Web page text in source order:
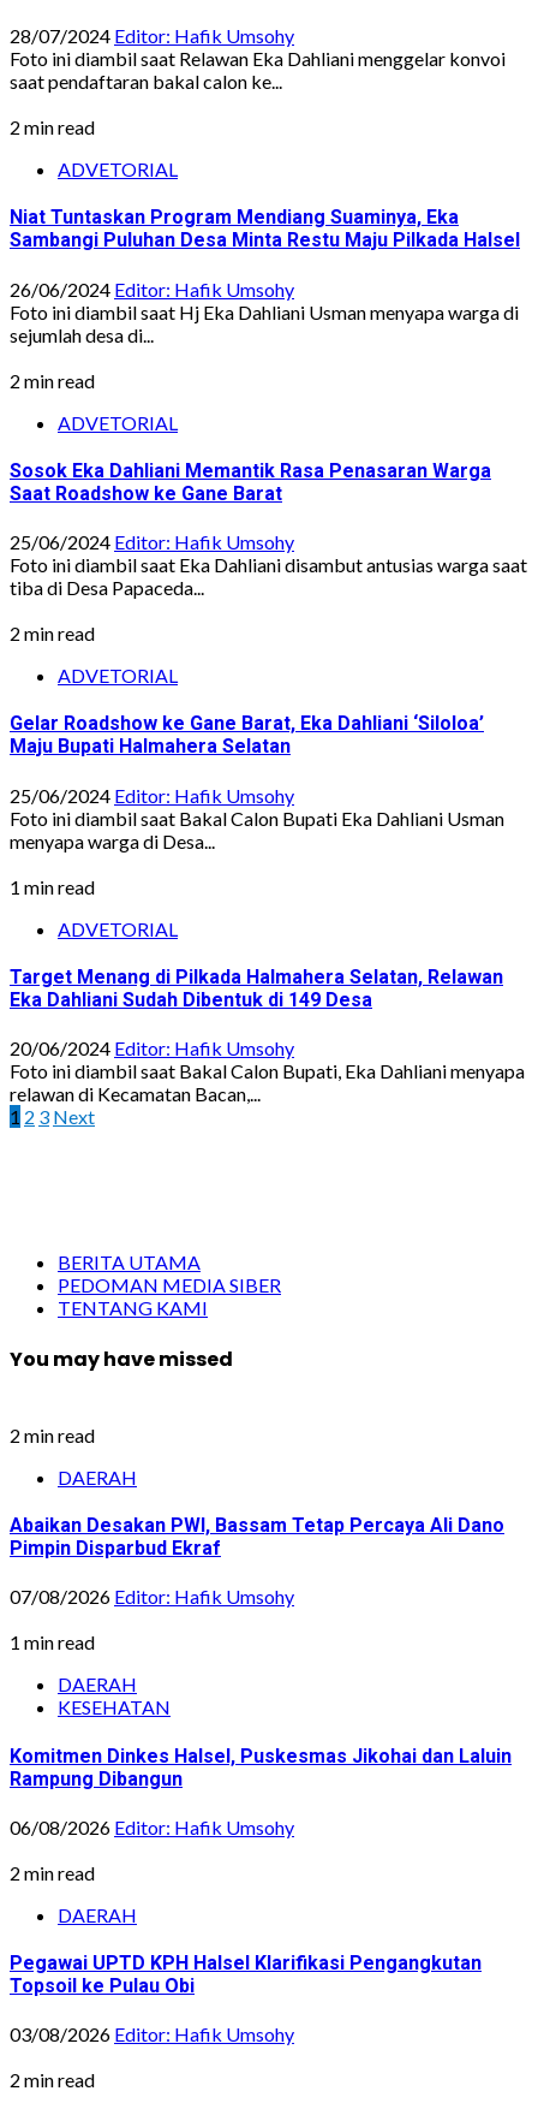
28/07/2024 Editor: Hafik Umsohy
Foto ini diambil saat Relawan Eka Dahliani menggelar konvoi
saat pendaftaran bakal calon ke...
2 min read
ADVETORIAL
Niat Tuntaskan Program Mendiang Suaminya, Eka
Sambangi Puluhan Desa Minta Restu Maju Pilkada Halsel
26/06/2024 Editor: Hafik Umsohy
Foto ini diambil saat Hj Eka Dahliani Usman menyapa warga di
sejumlah desa di...
2 min read
ADVETORIAL
Sosok Eka Dahliani Memantik Rasa Penasaran Warga
Saat Roadshow ke Gane Barat
25/06/2024 Editor: Hafik Umsohy
Foto ini diambil saat Eka Dahliani disambut antusias warga saat
tiba di Desa Papaceda...
2 min read
ADVETORIAL
Gelar Roadshow ke Gane Barat, Eka Dahliani ‘Siloloa’
Maju Bupati Halmahera Selatan
25/06/2024 Editor: Hafik Umsohy
Foto ini diambil saat Bakal Calon Bupati Eka Dahliani Usman
menyapa warga di Desa...
1 min read
ADVETORIAL
Target Menang di Pilkada Halmahera Selatan, Relawan
Eka Dahliani Sudah Dibentuk di 149 Desa
20/06/2024 Editor: Hafik Umsohy
Foto ini diambil saat Bakal Calon Bupati, Eka Dahliani menyapa
relawan di Kecamatan Bacan,...
Paginasi
1 2 3 Next
BERITA UTAMA
PEDOMAN MEDIA SIBER
TENTANG KAMI
You may have missed
2 min read
DAERAH
Abaikan Desakan PWI, Bassam Tetap Percaya Ali Dano
Pimpin Disparbud Ekraf
07/08/2026 Editor: Hafik Umsohy
1 min read
DAERAH
KESEHATAN
Komitmen Dinkes Halsel, Puskesmas Jikohai dan Laluin
Rampung Dibangun
06/08/2026 Editor: Hafik Umsohy
2 min read
DAERAH
Pegawai UPTD KPH Halsel Klarifikasi Pengangkutan
Topsoil ke Pulau Obi
03/08/2026 Editor: Hafik Umsohy
2 min read